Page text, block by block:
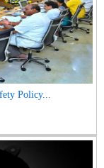
Policy...